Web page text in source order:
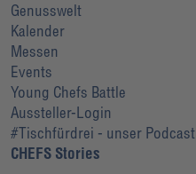
Genusswelt
Kalender
Messen
Events
Young Chefs Battle
Aussteller-Login
#Tischfürdrei - unser Podcast
CHEFS Stories